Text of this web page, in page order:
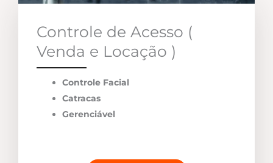
Controle de Acesso (
Venda e Locação )
Controle Facial
Catracas
Gerenciável